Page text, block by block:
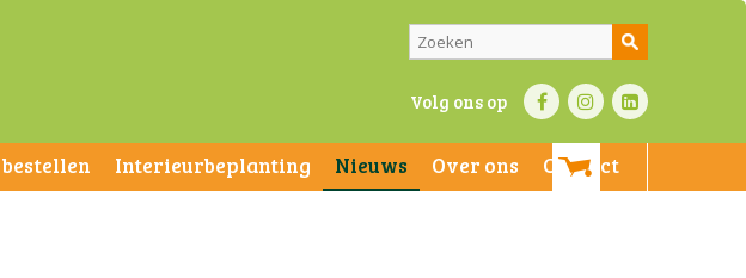
Volg ons op
Interieurbeplanting Nieuws Over ons Contact